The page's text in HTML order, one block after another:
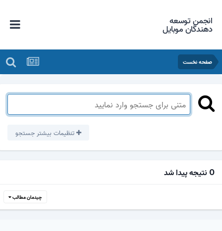
انجمن توسعه
دهندگان موبایل
صفحه نخست
تنظیمات بیشتر جستجو
0 نتیجه پیدا شد
چیدمان مطالب